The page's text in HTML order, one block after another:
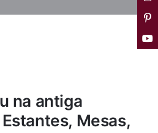
na antiga
Mesas,